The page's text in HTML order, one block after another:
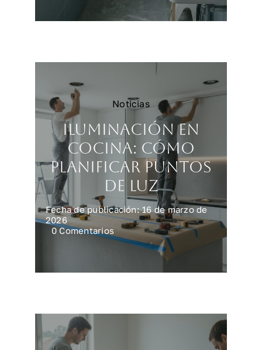
reformar
baño
2026
Noticias
Iluminación en
cocina: cómo
planificar puntos
de luz
Fecha de publicación: 16 de marzo de
2026
0 Comentarioson
Iluminación
cómo
luz